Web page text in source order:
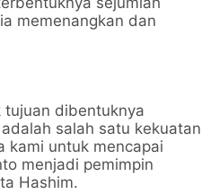
memenangkan dan
tujuan dibentuknya
salah satu kekuatan
kami untuk mencapai
menjadi pemimpin
Hashim.